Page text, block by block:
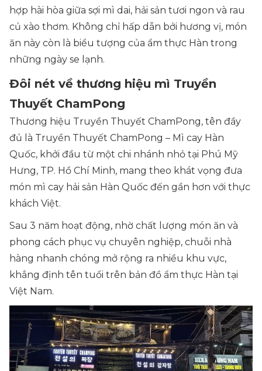
hợp hài hòa giữa sợi mì dai, hải sản tươi ngon và rau
củ xào thơm. Không chỉ hấp dẫn bởi hương vị, món
ăn này còn là biểu tượng của ẩm thực Hàn trong
những ngày se lạnh.
Đôi nét về thương hiệu mì Truyền
Thuyết ChamPong
Thương hiệu Truyền Thuyết ChamPong, tên đầy
đủ là Truyền Thuyết ChamPong – Mì cay Hàn
Quốc, khởi đầu từ một chi nhánh nhỏ tại Phú Mỹ
Hưng, TP. Hồ Chí Minh, mang theo khát vọng đưa
món mì cay hải sản Hàn Quốc đến gần hơn với thực
khách Việt.
Sau 3 năm hoạt động, nhờ chất lượng món ăn và
phong cách phục vụ chuyên nghiệp, chuỗi nhà
hàng nhanh chóng mở rộng ra nhiều khu vực,
khẳng định tên tuổi trên bản đồ ẩm thực Hàn tại
Việt Nam.